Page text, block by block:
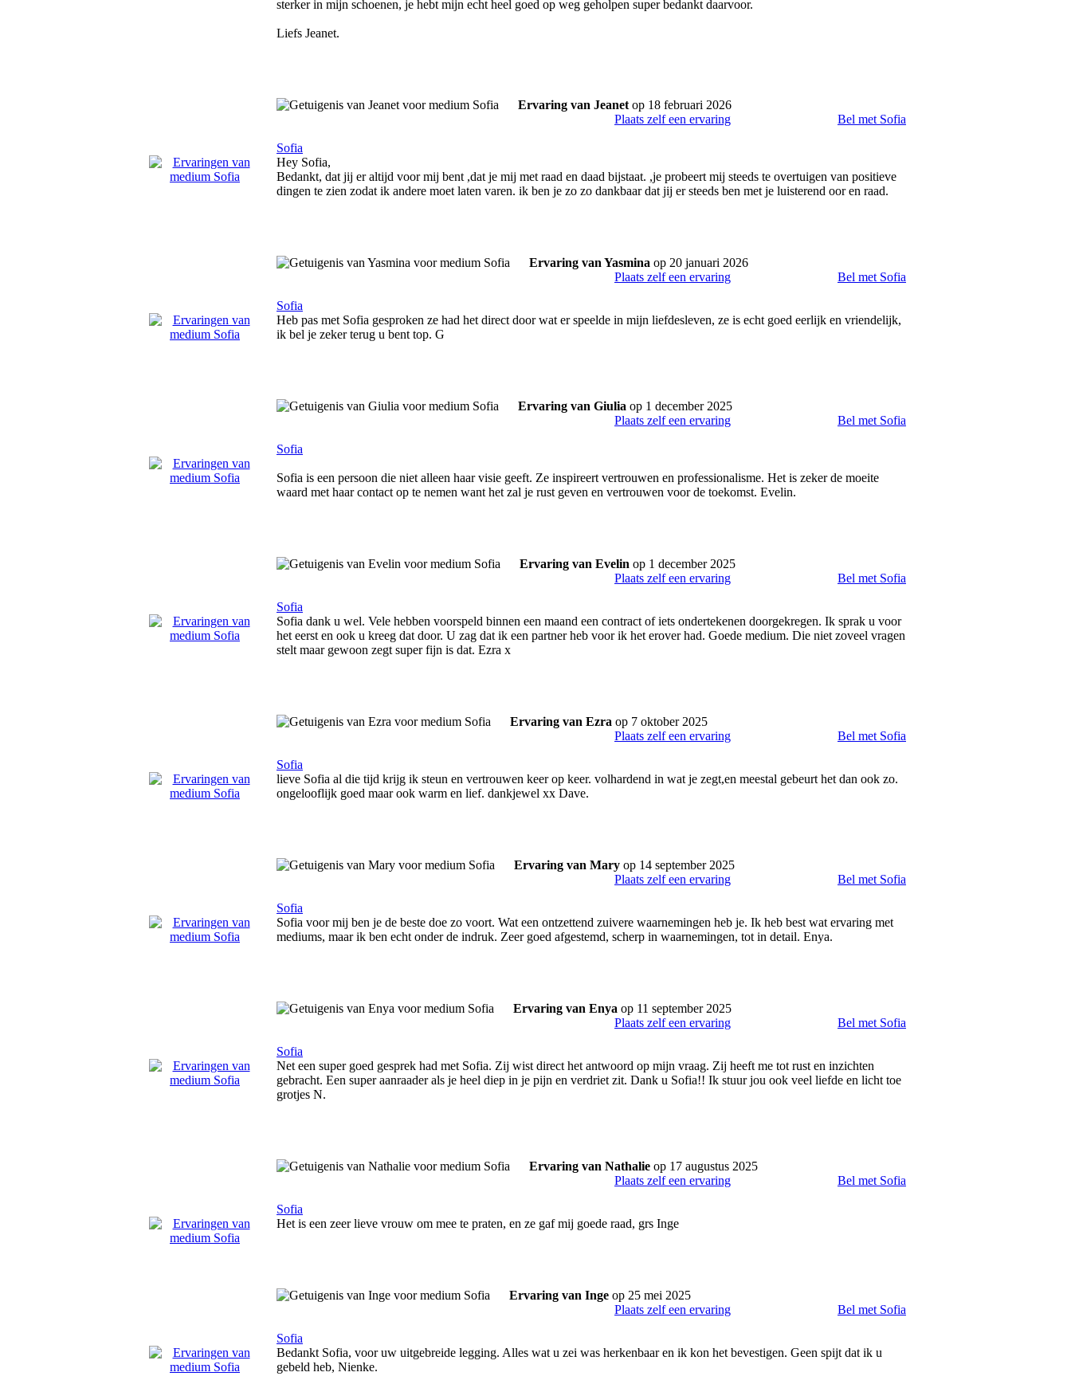
sterker in mijn schoenen, je hebt mijn echt heel goed op weg geholpen super bedankt daarvoor.
Liefs Jeanet.
Ervaring van Jeanet op 18 februari 2026
Plaats zelf een ervaring
Bel met Sofia
Sofia
Hey Sofia,
Bedankt, dat jij er altijd voor mij bent ,dat je mij met raad en daad bijstaat. ,je probeert mij steeds te overtuigen van positieve
dingen te zien zodat ik andere moet laten varen. ik ben je zo zo dankbaar dat jij er steeds ben met je luisterend oor en raad.
Ervaring van Yasmina op 20 januari 2026
Plaats zelf een ervaring
Bel met Sofia
Sofia
Heb pas met Sofia gesproken ze had het direct door wat er speelde in mijn liefdesleven, ze is echt goed eerlijk en vriendelijk,
ik bel je zeker terug u bent top. G
Ervaring van Giulia op 1 december 2025
Plaats zelf een ervaring
Bel met Sofia
Sofia
Sofia is een persoon die niet alleen haar visie geeft. Ze inspireert vertrouwen en professionalisme. Het is zeker de moeite
waard met haar contact op te nemen want het zal je rust geven en vertrouwen voor de toekomst. Evelin.
Ervaring van Evelin op 1 december 2025
Plaats zelf een ervaring
Bel met Sofia
Sofia
Sofia dank u wel. Vele hebben voorspeld binnen een maand een contract of iets ondertekenen doorgekregen. Ik sprak u voor
het eerst en ook u kreeg dat door. U zag dat ik een partner heb voor ik het erover had. Goede medium. Die niet zoveel vragen
stelt maar gewoon zegt super fijn is dat. Ezra x
Ervaring van Ezra op 7 oktober 2025
Plaats zelf een ervaring
Bel met Sofia
Sofia
lieve Sofia al die tijd krijg ik steun en vertrouwen keer op keer. volhardend in wat je zegt,en meestal gebeurt het dan ook zo.
ongelooflijk goed maar ook warm en lief. dankjewel xx Dave.
Ervaring van Mary op 14 september 2025
Plaats zelf een ervaring
Bel met Sofia
Sofia
Sofia voor mij ben je de beste doe zo voort. Wat een ontzettend zuivere waarnemingen heb je. Ik heb best wat ervaring met
mediums, maar ik ben echt onder de indruk. Zeer goed afgestemd, scherp in waarnemingen, tot in detail. Enya.
Ervaring van Enya op 11 september 2025
Plaats zelf een ervaring
Bel met Sofia
Sofia
Net een super goed gesprek had met Sofia. Zij wist direct het antwoord op mijn vraag. Zij heeft me tot rust en inzichten
gebracht. Een super aanraader als je heel diep in je pijn en verdriet zit. Dank u Sofia!! Ik stuur jou ook veel liefde en licht toe
grotjes N.
Ervaring van Nathalie op 17 augustus 2025
Plaats zelf een ervaring
Bel met Sofia
Sofia
Het is een zeer lieve vrouw om mee te praten, en ze gaf mij goede raad, grs Inge
Ervaring van Inge op 25 mei 2025
Plaats zelf een ervaring
Bel met Sofia
Sofia
Bedankt Sofia, voor uw uitgebreide legging. Alles wat u zei was herkenbaar en ik kon het bevestigen. Geen spijt dat ik u
gebeld heb, Nienke.